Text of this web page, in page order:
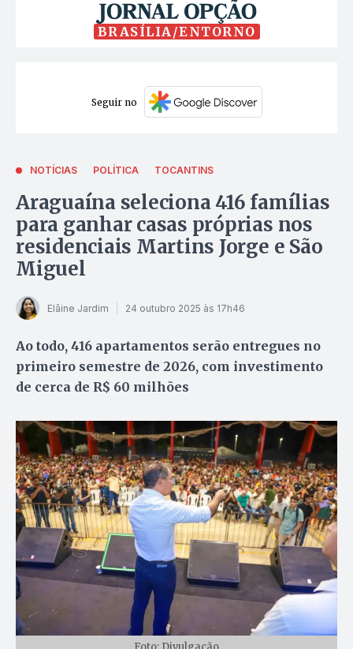
BRASÍLIA/ENTORNO
Seguir no
NOTÍCIAS POLÍTICA TOCANTINS
Araguaína seleciona 416 famílias
para ganhar casas próprias nos
residenciais Martins Jorge e São
Miguel
Elâine Jardim 24 outubro 2025 às 17h46
Ao todo, 416 apartamentos serão entregues no
primeiro semestre de 2026, com investimento
de cerca de R$ 60 milhões